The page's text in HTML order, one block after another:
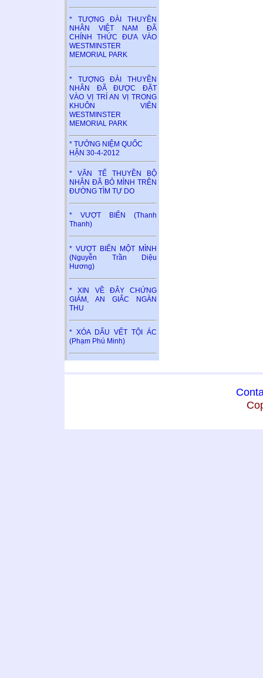
* TƯỢNG ĐÀI THUYỀN
NHÂN VIỆT NAM ĐÃ
CHÍNH THỨC ĐƯA VÀO
WESTMINSTER
MEMORIAL PARK
* TƯỢNG ĐÀI THUYỀN
NHÂN ĐÃ ĐƯỢC ĐẶT
VÀO VỊ TRÍ AN VỊ TRONG
KHUÔN VIÊN
WESTMINSTER
MEMORIAL PARK
* TƯỞNG NIỆM QUỐC
HẬN 30-4-2012
* VĂN TẾ THUYỀN BỘ
NHÂN ĐÃ BỎ MÌNH TRÊN
ĐƯỜNG TÌM TỰ DO
* VƯỢT BIỂN (Thanh
Thanh)
* VƯỢT BIỂN MỘT MÌNH
(Nguyễn Trần Diệu
Hương)
* XIN VỀ ĐÂY CHỨNG
GIÁM, AN GIẤC NGÀN
THU
* XÓA DẤU VẾT TỘI ÁC
(Phạm Phú Minh)